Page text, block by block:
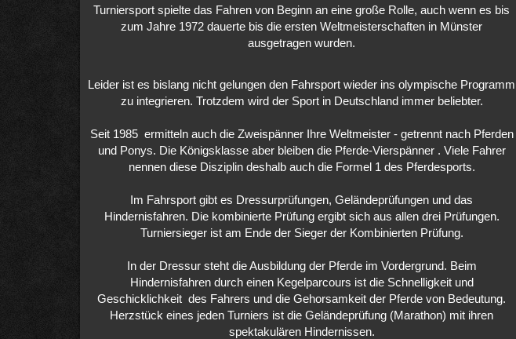
Turniersport spielte das Fahren von Beginn an eine große Rolle, auch wenn es bis
zum Jahre 1972 dauerte bis die ersten Weltmeisterschaften in Münster
ausgetragen wurden.
Leider ist es bislang nicht gelungen den Fahrsport wieder ins olympische Programm
zu integrieren. Trotzdem wird der Sport in Deutschland immer beliebter.
Seit 1985 ermitteln auch die Zweispänner Ihre Weltmeister - getrennt nach Pferden
und Ponys. Die Königsklasse aber bleiben die Pferde-Vierspänner . Viele Fahrer
nennen diese Disziplin deshalb auch die Formel 1 des Pferdesports.
Im Fahrsport gibt es Dressurprüfungen, Geländeprüfungen und das
Hindernisfahren. Die kombinierte Prüfung ergibt sich aus allen drei Prüfungen.
Turniersieger ist am Ende der Sieger der Kombinierten Prüfung.
In der Dressur steht die Ausbildung der Pferde im Vordergrund. Beim
Hindernisfahren durch einen Kegelparcours ist die Schnelligkeit und
Geschicklichkeit des Fahrers und die Gehorsamkeit der Pferde von Bedeutung.
Herzstück eines jeden Turniers ist die Geländeprüfung (Marathon) mit ihren
spektakulären Hindernissen.